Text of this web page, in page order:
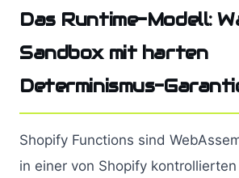
Das Runtime-Modell:
Sandbox mit harten
Determinismus-
Shopify Functions sind
in einer von Shopify